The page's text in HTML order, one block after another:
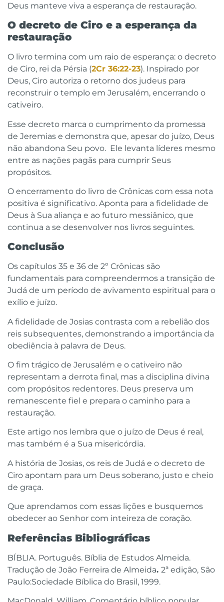
Deus manteve viva a esperança de restauração.
O decreto de Ciro e a esperança da
restauração
O livro termina com um raio de esperança: o decreto
de Ciro, rei da Pérsia (2Cr 36:22-23). Inspirado por
Deus, Ciro autoriza o retorno dos judeus para
reconstruir o templo em Jerusalém, encerrando o
cativeiro.
Esse decreto marca o cumprimento da promessa
de Jeremias e demonstra que, apesar do juízo, Deus
não abandona Seu povo. Ele levanta líderes mesmo
entre as nações pagãs para cumprir Seus
propósitos.
O encerramento do livro de Crônicas com essa nota
positiva é significativo. Aponta para a fidelidade de
Deus à Sua aliança e ao futuro messiânico, que
continua a se desenvolver nos livros seguintes.
Conclusão
Os capítulos 35 e 36 de 2º Crônicas são
fundamentais para compreendermos a transição de
Judá de um período de avivamento espiritual para o
exílio e juízo.
A fidelidade de Josias contrasta com a rebelião dos
reis subsequentes, demonstrando a importância da
obediência à palavra de Deus.
O fim trágico de Jerusalém e o cativeiro não
representam a derrota final, mas a disciplina divina
com propósitos redentores. Deus preserva um
remanescente fiel e prepara o caminho para a
restauração.
Este artigo nos lembra que o juízo de Deus é real,
mas também é a Sua misericórdia.
A história de Josias, os reis de Judá e o decreto de
Ciro apontam para um Deus soberano, justo e cheio
de graça.
Que aprendamos com essas lições e busquemos
obedecer ao Senhor com inteireza de coração.
Referências Bibliográficas
BÍBLIA. Português. Bíblia de Estudos Almeida.
Tradução de João Ferreira de Almeida. 2ª edição, São
Paulo:Sociedade Bíblica do Brasil, 1999.